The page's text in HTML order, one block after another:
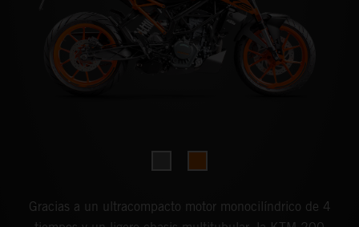
Gracias a un ultracompacto motor monocilíndrico de 4